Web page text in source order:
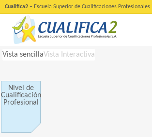
Cualifica2 – Escuela Superior de Cualificaciones Profesionales
Vista sencillaVista Interactiva
Nivel de
Cualificación
Profesional